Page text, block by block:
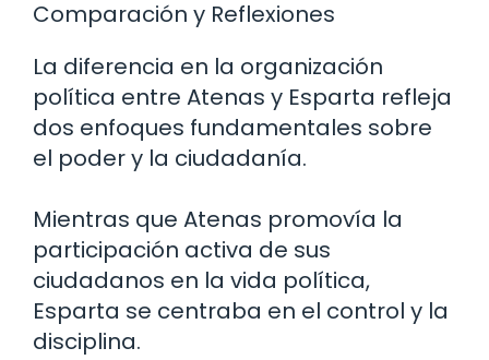
Comparación y Reflexiones
La diferencia en la organización
política entre Atenas y Esparta refleja
dos enfoques fundamentales sobre
el poder y la ciudadanía.
Mientras que Atenas promovía la
participación activa de sus
ciudadanos en la vida política,
Esparta se centraba en el control y la
disciplina.